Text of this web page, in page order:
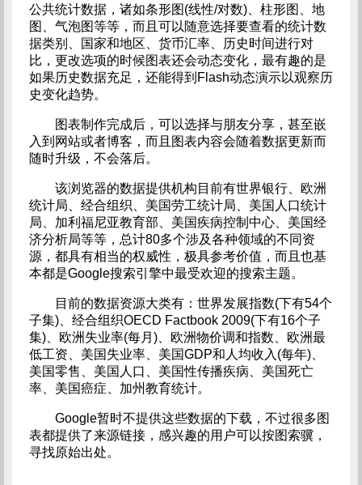
公共统计数据，诸如条形图(线性/对数)、柱形图、地
图、气泡图等等，而且可以随意选择要查看的统计数
据类别、国家和地区、货币汇率、历史时间进行对
比，更改选项的时候图表还会动态变化，最有趣的是
如果历史数据充足，还能得到Flash动态演示以观察历
史变化趋势。
图表制作完成后，可以选择与朋友分享，甚至嵌
入到网站或者博客，而且图表内容会随着数据更新而
随时升级，不会落后。
该浏览器的数据提供机构目前有世界银行、欧洲
统计局、经合组织、美国劳工统计局、美国人口统计
局、加利福尼亚教育部、美国疾病控制中心、美国经
济分析局等等，总计80多个涉及各种领域的不同资
源，都具有相当的权威性，极具参考价值，而且也基
本都是Google搜索引擎中最受欢迎的搜索主题。
目前的数据资源大类有：世界发展指数(下有54个
子集)、经合组织OECD Factbook 2009(下有16个子
集)、欧洲失业率(每月)、欧洲物价调和指数、欧洲最
低工资、美国失业率、美国GDP和人均收入(每年)、
美国零售、美国人口、美国性传播疾病、美国死亡
率、美国癌症、加州教育统计。
Google暂时不提供这些数据的下载，不过很多图
表都提供了来源链接，感兴趣的用户可以按图索骥，
寻找原始出处。